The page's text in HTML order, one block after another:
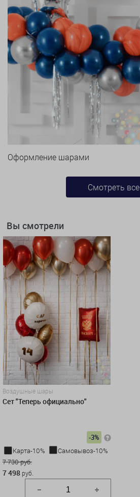
Оформление шарами
Смотреть все
Вы смотрели
Воздушные шары
Сет "Теперь официально"
-3%
Карта-10%
Самовывоз-10%
7 730 руб.
7 498 руб.